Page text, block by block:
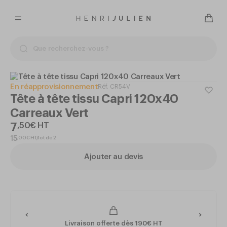
En réapprovisionnementRéf. CR54V
Tête à tête tissu Capri 120x40
Carreaux Vert
7,50€ HT
15, 00€ HT/lot de 2
Ajouter au devis
Livraison offerte dès 190€ HT